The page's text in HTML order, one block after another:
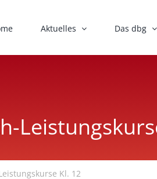
Aktuelles Das dbg
Kl. 12